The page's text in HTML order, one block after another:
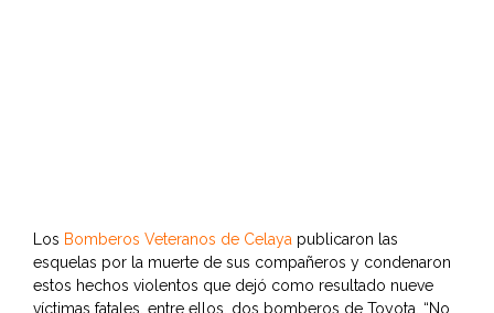
Los Bomberos Veteranos de Celaya publicaron las
esquelas por la muerte de sus compañeros y condenaron
estos hechos violentos que dejó como resultado nueve
víctimas fatales, entre ellos, dos bomberos de Toyota. “No